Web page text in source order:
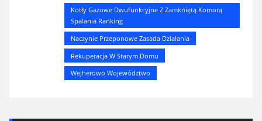
Kotły Gazowe Dwufunkcyjne Z Zamkniętą Komorą
Spalania Ranking
Naczynie Przeponowe Zasada Działania
Rekuperacja W Starym Domu
Wejherowo Województwo